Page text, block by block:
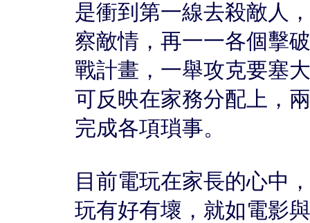
是衝到第一線去殺敵人
察敵情，再一一各個擊
戰計畫，一舉攻克要塞
可反映在家務分配上，
完成各項瑣事。
目前電玩在家長的心中
玩有好有壞，就如電影